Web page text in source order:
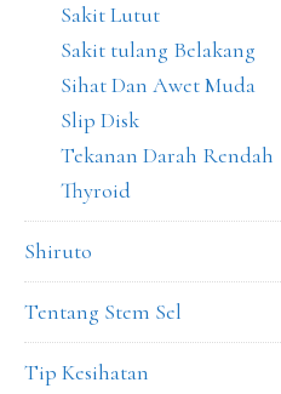
Sakit Lutut
Sakit tulang Belakang
Sihat Dan Awet Muda
Slip Disk
Tekanan Darah Rendah
Thyroid
Shiruto
Tentang Stem Sel
Tip Kesihatan